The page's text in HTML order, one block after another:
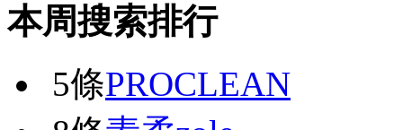
本周搜索排行
5條PROCLEAN